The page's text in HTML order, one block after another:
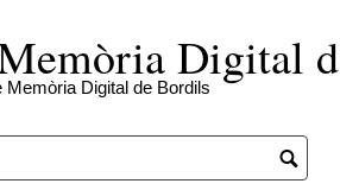
Digital
Memòria Digital de Bordils